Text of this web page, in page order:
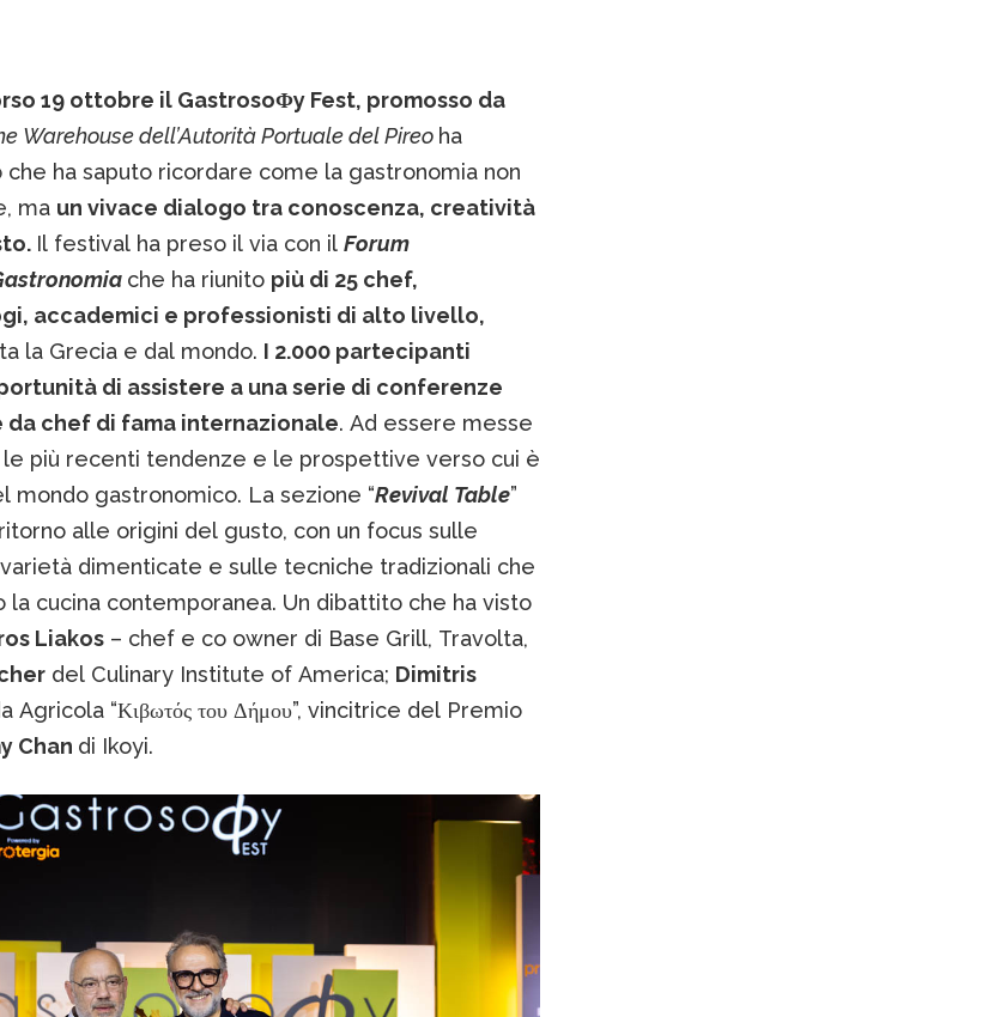
19 ottobre il GastrosoΦy Fest, promosso da
Warehouse dell’Autorità Portuale del Pireo ha
ha saputo ricordare come la gastronomia non
ma un vivace dialogo tra conoscenza, creatività
Il festival ha preso il via con il Forum
che ha riunito più di 25 chef,
accademici e professionisti di alto livello,
la Grecia e dal mondo. I 2.000 partecipanti
di assistere a una serie di conferenze
chef di fama internazionale. Ad essere messe
le più recenti tendenze e le prospettive verso cui è
mondo gastronomico. La sezione “Revival Table”
alle origini del gusto, con un focus sulle
dimenticate e sulle tecniche tradizionali che
la cucina contemporanea. Un dibattito che ha visto
Liakos– chef e co owner di Base Grill, Travolta,
del Culinary Institute of America; Dimitris
Agricola “Κιβωτός του Δήμου”, vincitrice del Premio
Chan di Ikoyi.